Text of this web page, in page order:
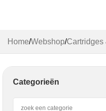
Home/Webshop/Cartridges
Categorieën